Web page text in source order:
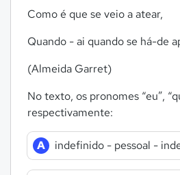
Como é que se veio a atear,
Quando - ai quando se há-de
(Almeida Garret)
No texto, os pronomes “eu”,
respectivamente:
A indefinido - pessoal -